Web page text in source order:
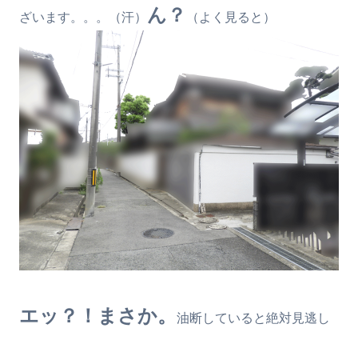
ざいます。。。（汗）
ん？ （よく見ると）
エッ？！まさか。 油断していると絶対見逃し